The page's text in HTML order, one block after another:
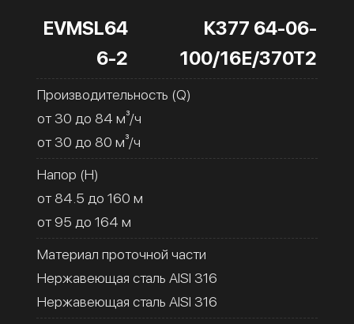
EVMSL64
6-2
К377 64-06-
100/16Е/370Т2
Производительность (Q)
от 30 до 84 м³/ч
от 30 до 80 м³/ч
Напор (H)
от 84.5 до 160 м
от 95 до 164 м
Материал проточной части
Нержавеющая сталь AISI 316
Нержавеющая сталь AISI 316